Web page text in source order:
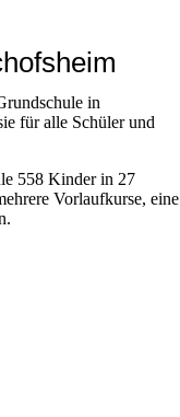
in
für alle Schüler und
558 Kinder in 27
Vorlaufkurse, eine